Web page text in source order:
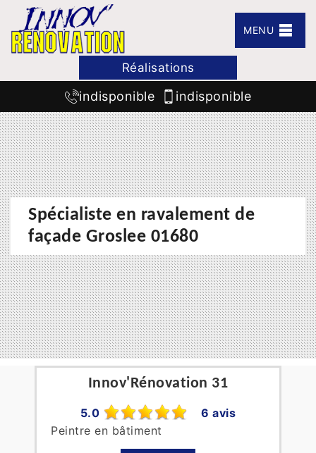
MENU
Réalisations
indisponible indisponible
Spécialiste en ravalement de
façade Groslee 01680
Innov'Rénovation 31
5.0
6 avis
Peintre en bâtiment